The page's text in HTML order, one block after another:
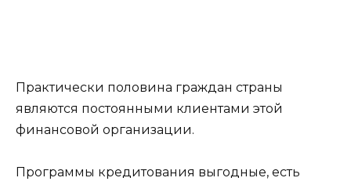
Практически половина граждан страны
являются постоянными клиентами этой
финансовой организации.
Программы кредитования выгодные, есть